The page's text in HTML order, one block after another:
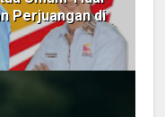
Perjuangan di